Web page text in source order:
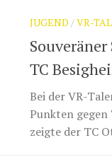
JUGEND /VR-
TC
Bei der VR-
Punkten
zeigte der TC